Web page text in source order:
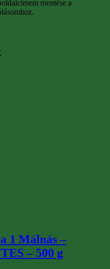
mentése a
1 Málnás –
– 500 g